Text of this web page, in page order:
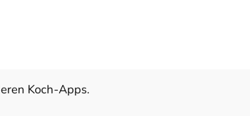
Koch-Apps.